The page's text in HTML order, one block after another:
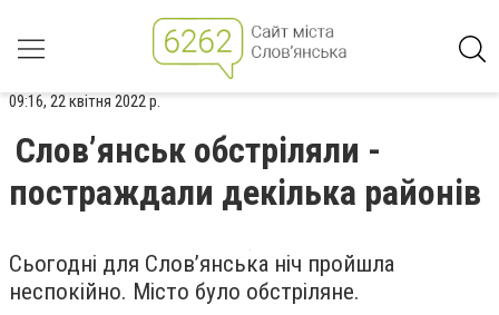
09:16, 22 квітня 2022 р.
Слов’янськ обстріляли -
постраждали декілька районів
Сьогодні для Слов’янська ніч пройшла
неспокійно. Місто було обстріляне.